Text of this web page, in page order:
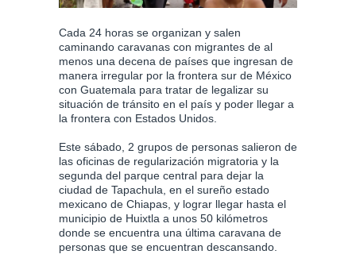
Cada 24 horas se organizan y salen
caminando caravanas con migrantes de al
menos una decena de países que ingresan de
manera irregular por la frontera sur de México
con Guatemala para tratar de legalizar su
situación de tránsito en el país y poder llegar a
la frontera con Estados Unidos.
Este sábado, 2 grupos de personas salieron de
las oficinas de regularización migratoria y la
segunda del parque central para dejar la
ciudad de Tapachula, en el sureño estado
mexicano de Chiapas, y lograr llegar hasta el
municipio de Huixtla a unos 50 kilómetros
donde se encuentra una última caravana de
personas que se encuentran descansando.